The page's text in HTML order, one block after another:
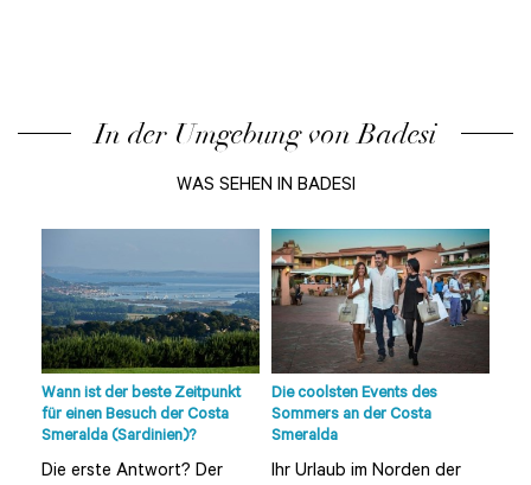
In der Umgebung von Badesi
WAS SEHEN IN BADESI
Wann ist der beste Zeitpunkt
für einen Besuch der Costa
Smeralda (Sardinien)?
Die erste Antwort? Der
Die coolsten Events des
Sommers an der Costa
Smeralda
Ihr Urlaub im Norden der